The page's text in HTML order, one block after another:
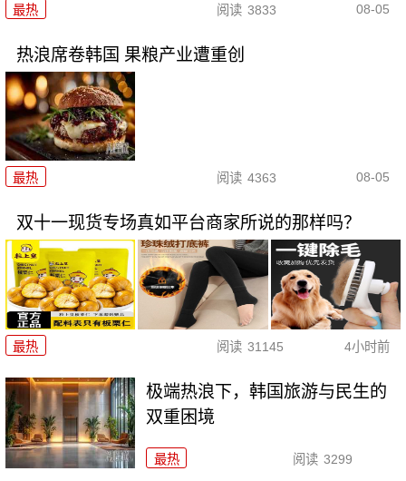
最热 阅读 3833 08-05
热浪席卷韩国 果粮产业遭重创
最热 阅读 4363 08-05
双十一现货专场真如平台商家所说的那样吗？
最热 阅读 31145 4小时前
极端热浪下，韩国旅游与民生的
双重困境
最热 阅读 3299